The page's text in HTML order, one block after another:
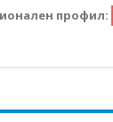
профил: